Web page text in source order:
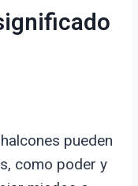
pueden
como poder y